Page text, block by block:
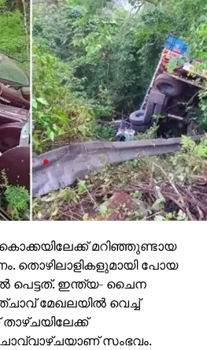
റിപ്പോർട്ടുകൾ.
മൂന്ന് മാസങ്ങൾക്ക്
ഉപയോക്താക്കൾ
ശ്രദ്ധേയമാണ്.
മോഡ് ഫീച്ചർ
എന്ന സംശയവും
നിലവിൽ
സാധ്യതയില്ലെന്നാണ്
വിലയിരുത്തുന്നത്.
ഐഫോൺ 17 സീരീസിൽ
17 പ്രോ, ഐഫോൺ 17
ആപ്പിൾ
മറിഞ്ഞുണ്ടായ
തൊഴിലാളികളുമായി പോയ
പെട്ടത്. ഇന്ത്യ- ചൈന
മേഖലയില്‍ വെച്ച്
താഴ്ചയിലേക്ക്
സംഭവം.